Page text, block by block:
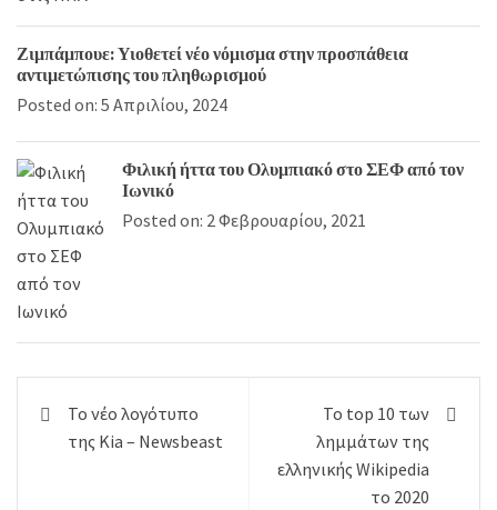
Ζιμπάμπουε: Υιοθετεί νέο νόμισμα στην προσπάθεια
αντιμετώπισης του πληθωρισμού
Posted on: 5 Απριλίου, 2024
Φιλική ήττα του Ολυμπιακό στο ΣΕΦ από τον
Ιωνικό
Posted on: 2 Φεβρουαρίου, 2021
Πλοήγηση
άρθρων
Το νέο λογότυπο
της Kia – Newsbeast
Το top 10 των
λημμάτων της
ελληνικής Wikipedia
το 2020